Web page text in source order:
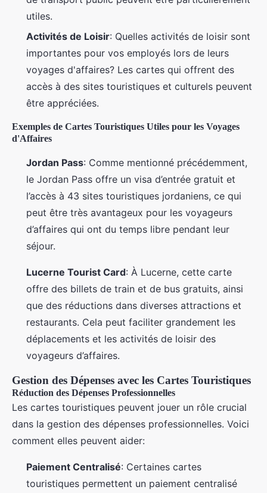
utiles.
Activités de Loisir: Quelles activités de loisir sont
importantes pour vos employés lors de leurs
voyages d'affaires? Les cartes qui offrent des
accès à des sites touristiques et culturels peuvent
être appréciées.
Exemples de Cartes Touristiques Utiles pour les Voyages
d'Affaires
Jordan Pass: Comme mentionné précédemment,
le Jordan Pass offre un visa d’entrée gratuit et
l’accès à 43 sites touristiques jordaniens, ce qui
peut être très avantageux pour les voyageurs
d’affaires qui ont du temps libre pendant leur
séjour.
Lucerne Tourist Card: À Lucerne, cette carte
offre des billets de train et de bus gratuits, ainsi
que des réductions dans diverses attractions et
restaurants. Cela peut faciliter grandement les
déplacements et les activités de loisir des
voyageurs d’affaires.
Gestion des Dépenses avec les Cartes Touristiques
Réduction des Dépenses Professionnelles
Les cartes touristiques peuvent jouer un rôle crucial
dans la gestion des dépenses professionnelles. Voici
comment elles peuvent aider:
Paiement Centralisé: Certaines cartes
touristiques permettent un paiement centralisé